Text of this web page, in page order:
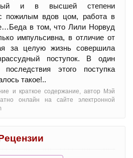
и в высшей степени
пожилым вдов цом, работа в
в том, что Лили Норвуд
импульсивна, в отличие от
за целую жизнь совершила
поступок. В один
этого поступка
такое!..
и краткое содержание, автор Мэй
онлайн на сайте электронной